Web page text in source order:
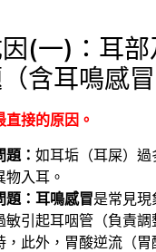
(一)：耳部
含耳鳴感冒
直接的原因。
： 如耳垢（耳屎）過
物入耳。
題：耳鳴感冒是常見現
敏引起耳咽管（負責
，此外，胃酸逆流（